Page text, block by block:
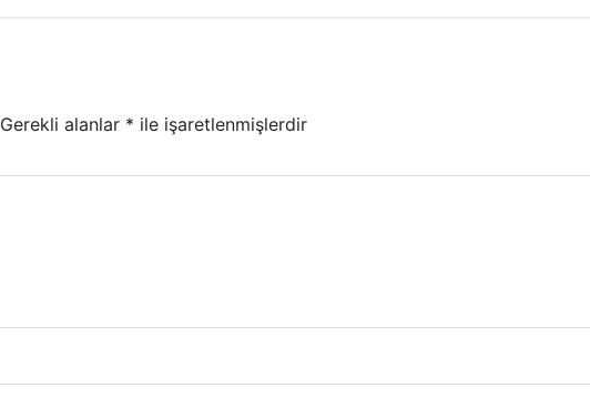
Gerekli alanlar * ile işaretlenmişlerdir